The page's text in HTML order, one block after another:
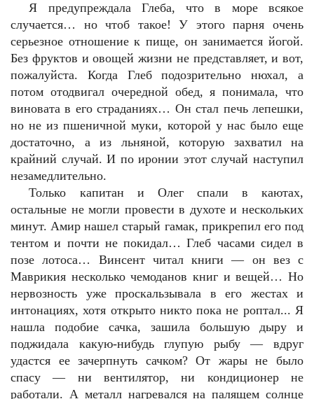
Я предупреждала Глеба, что в море всякое
случается… но чтоб такое! У этого парня очень
серьезное отношение к пище, он занимается йогой.
Без фруктов и овощей жизни не представляет, и вот,
пожалуйста. Когда Глеб подозрительно нюхал, а
потом отодвигал очередной обед, я понимала, что
виновата в его страданиях… Он стал печь лепешки,
но не из пшеничной муки, которой у нас было еще
достаточно, а из льняной, которую захватил на
крайний случай. И по иронии этот случай наступил
незамедлительно.
Только капитан и Олег спали в каютах,
остальные не могли провести в духоте и нескольких
минут. Амир нашел старый гамак, прикрепил его под
тентом и почти не покидал… Глеб часами сидел в
позе лотоса… Винсент читал книги — он вез с
Маврикия несколько чемоданов книг и вещей… Но
нервозность уже проскальзывала в его жестах и
интонациях, хотя открыто никто пока не роптал... Я
нашла подобие сачка, зашила большую дыру и
поджидала какую-нибудь глупую рыбу — вдруг
удастся ее зачерпнуть сачком? От жары не было
спасу — ни вентилятор, ни кондиционер не
работали. А металл нагревался на палящем солнце